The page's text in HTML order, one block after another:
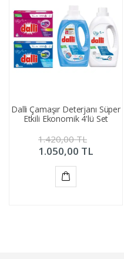
Dalli Çamaşır Deterjanı Süper
Etkili Ekonomik 4'lü Set
1.420,00TL
1.050,00 TL